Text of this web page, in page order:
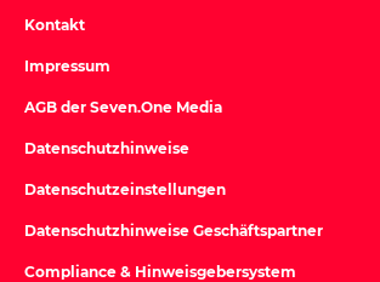
Kontakt
Impressum
AGB der Seven.One Media
Datenschutzhinweise
Datenschutzeinstellungen
Datenschutzhinweise Geschäftspartner
Compliance & Hinweisgebersystem